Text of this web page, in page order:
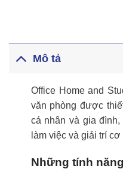
Mô tả
Office Home and
văn phòng được
cá nhân và gia
làm việc và giải trí
Những tính